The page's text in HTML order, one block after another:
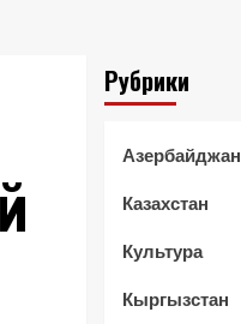
Рубрики
Азербайджан
Казахстан
Культура
Кыргызстан